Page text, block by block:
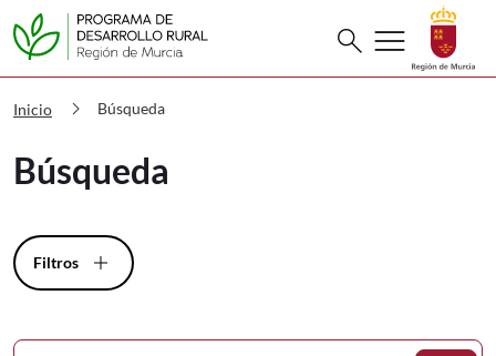
PDR Búsqueda Buscar
search menu
Inicio chevron_right Búsqueda
Búsqueda
Filtros